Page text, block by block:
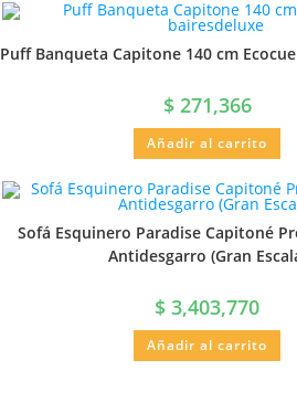
Puff Banqueta Capitone 140 cm
$271,366
Añadir al carrito
Sofá Esquinero Paradise Capitoné
Antidesgarro (Gran
$ 3,403,770
Añadir al carrito